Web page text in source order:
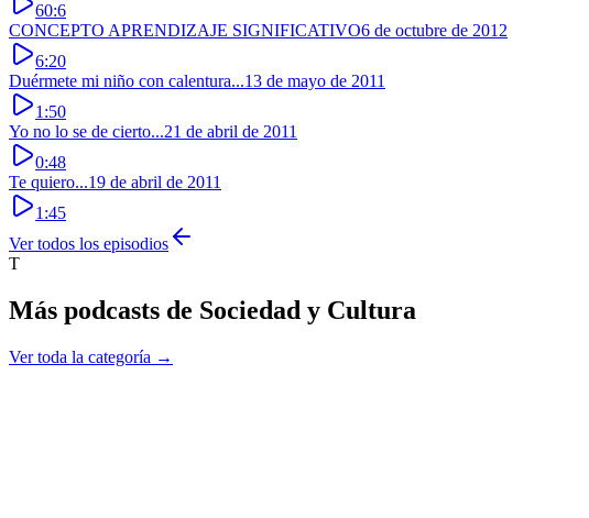
60:6
CONCEPTO APRENDIZAJE SIGNIFICATIVO6 de octubre de 2012
6:20
Duérmete mi niño con calentura...13 de mayo de 2011
1:50
Yo no lo se de cierto...21 de abril de 2011
0:48
Te quiero...19 de abril de 2011
1:45
Ver todos los episodios
T
Más podcasts de Sociedad y Cultura
Ver toda la categoría →